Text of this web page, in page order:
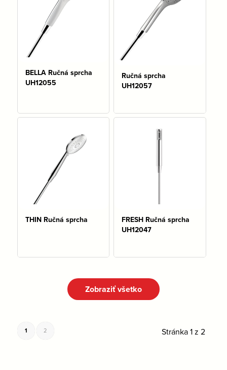
BELLA Ručná sprcha
UH12055
Ručná sprcha
UH12057
THIN Ručná sprcha
FRESH Ručná sprcha
UH12047
Zobraziť všetko
Stránka 1 z 2
1 2